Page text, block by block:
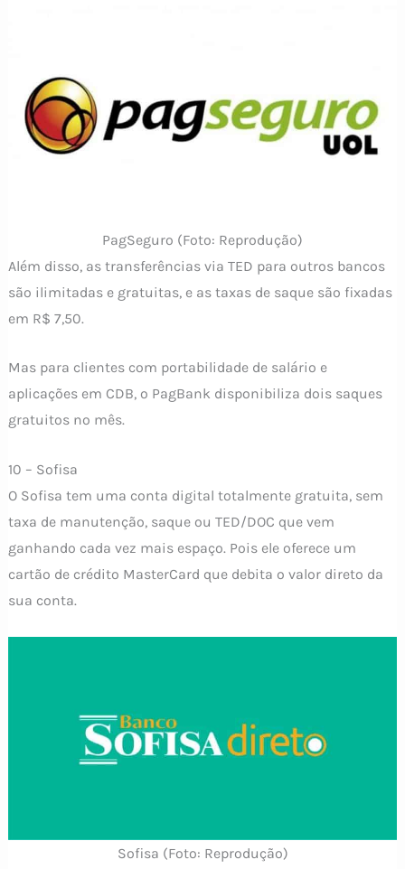
PagSeguro (Foto: Reprodução)
Além disso, as transferências via TED para outros bancos
são ilimitadas e gratuitas, e as taxas de saque são fixadas
em R$ 7,50.
Mas para clientes com portabilidade de salário e
aplicações em CDB, o PagBank disponibiliza dois saques
gratuitos no mês.
10 – Sofisa
O Sofisa tem uma conta digital totalmente gratuita, sem
taxa de manutenção, saque ou TED/DOC que vem
ganhando cada vez mais espaço. Pois ele oferece um
cartão de crédito MasterCard que debita o valor direto da
sua conta.
Sofisa (Foto: Reprodução)